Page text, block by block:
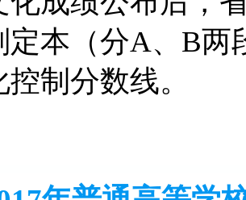
定本（分A、B两
制分数线。